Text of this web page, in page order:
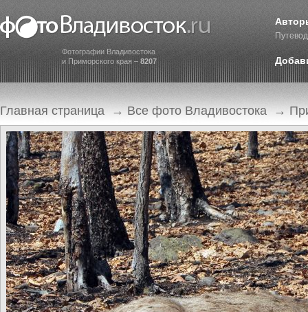
Фотографии Владивостока
и Приморского края – 8207
Главная страница → Все фото Владивостока →